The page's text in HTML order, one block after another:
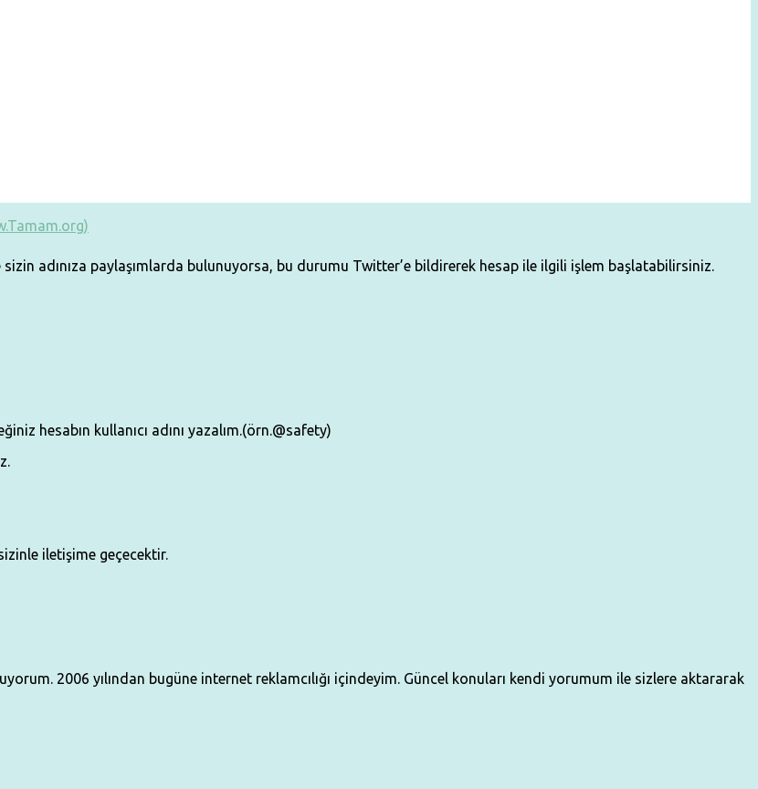
sizin adınıza paylaşımlarda bulunuyorsa, bu durumu Twitter’e bildirerek hesap ile ilgili işlem başlatabilirsiniz.
hesabın kullanıcı adını yazalım.(örn.@safety)
iletişime geçecektir.
2006 yılından bugüne internet reklamcılığı içindeyim. Güncel konuları kendi yorumum ile sizlere aktararak